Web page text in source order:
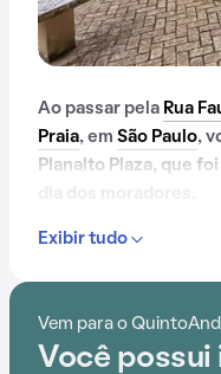
Ao passar pela Rua
Praia, em São Paulo,
Planalto Plaza, que
comodidades, o
momentos sem sair
que oferece salão de
Exibir tudo
Vem para o
Você possui